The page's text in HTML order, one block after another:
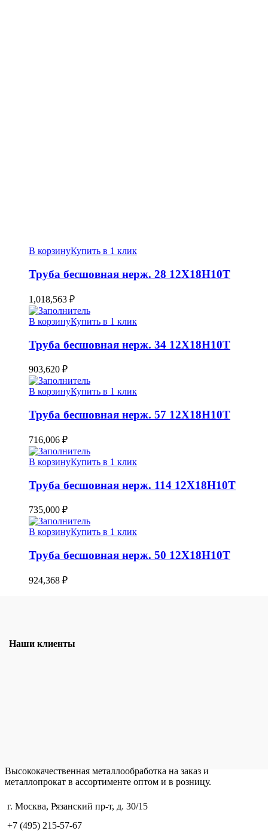
В корзинуКупить в 1 клик
Труба бесшовная нерж. 28 12Х18Н10Т
1,018,563 ₽
В корзинуКупить в 1 клик
Труба бесшовная нерж. 34 12Х18Н10Т
903,620 ₽
В корзинуКупить в 1 клик
Труба бесшовная нерж. 57 12Х18Н10Т
716,006 ₽
В корзинуКупить в 1 клик
Труба бесшовная нерж. 114 12Х18Н10Т
735,000 ₽
В корзинуКупить в 1 клик
Труба бесшовная нерж. 50 12Х18Н10Т
924,368 ₽
Наши клиенты
Высококачественная металлообработка на заказ и
металлопрокат в ассортименте оптом и в розницу.
г. Москва, Рязанский пр-т, д. 30/15
+7 (495) 215-57-67